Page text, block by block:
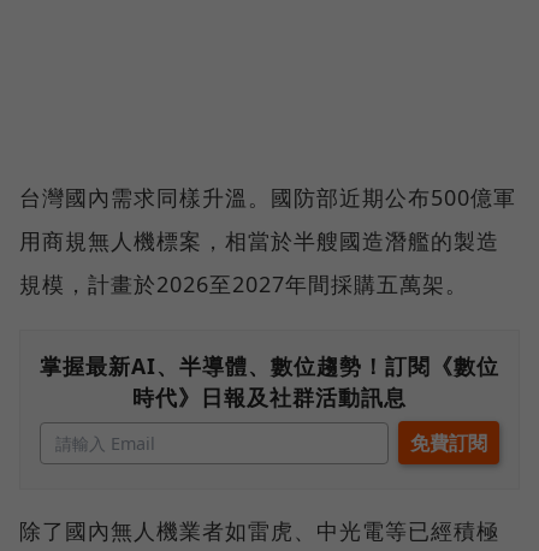
台灣國內需求同樣升溫。國防部近期公布500億軍
用商規無人機標案，相當於半艘國造潛艦的製造
規模，計畫於2026至2027年間採購五萬架。
掌握最新AI、半導體、數位趨勢！訂閱《數位
時代》日報及社群活動訊息
除了國內無人機業者如雷虎、中光電等已經積極